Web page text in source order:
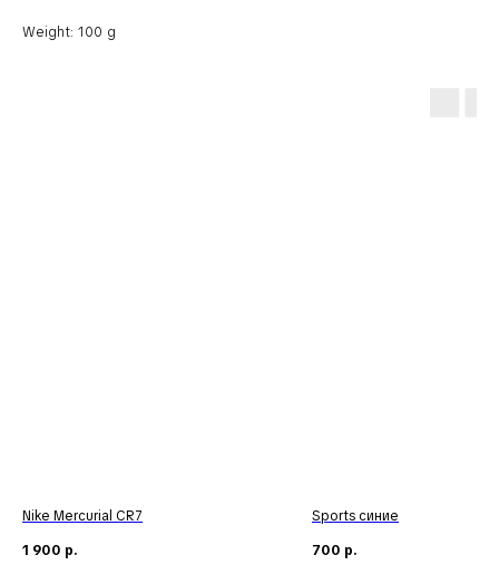
Weight: 100 g
Nike Mercurial CR7
1 900 р.
Sports синие
700 р.